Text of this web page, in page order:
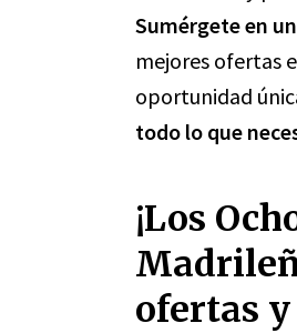
Sumérgete en
mejores ofertas
oportunidad
todo lo que
¡Los
ofertas y